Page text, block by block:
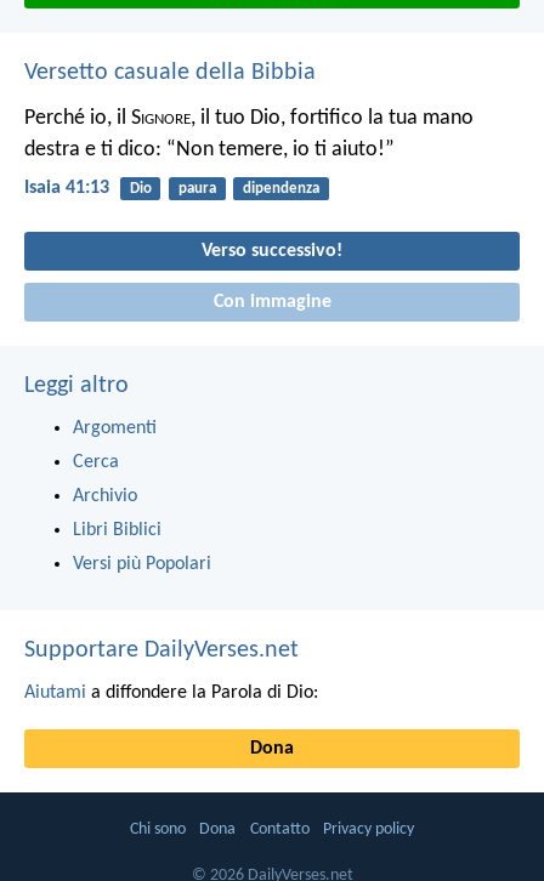
Versetto casuale della Bibbia
Perché io, il Signore, il tuo Dio, fortifico la tua mano
destra e ti dico: “Non temere, io ti aiuto!”
Isaia 41:13 Dio paura dipendenza
Verso successivo!
Con immagine
Leggi altro
Argomenti
Cerca
Archivio
Libri Biblici
Versi più Popolari
Supportare DailyVerses.net
Aiutami a diffondere la Parola di Dio:
Dona
Chi sono Dona Contatto Privacy policy
© 2026 DailyVerses.net